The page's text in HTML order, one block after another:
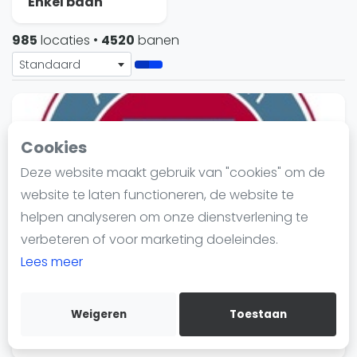
Cookies
Deze website maakt gebruik van "cookies" om de
website te laten functioneren, de website te
helpen analyseren om onze dienstverlening te
verbeteren of voor marketing doeleindes.
Lees meer
Weigeren Toestaan
Nieuws
Vragen over padel
Padelgear
Overige
Informatie
Over ons
Contact
Adverteren
Insights
WhatsApp
Join WhatsApp Community
985 locaties • 4520 banen
Standaard
Abcoude